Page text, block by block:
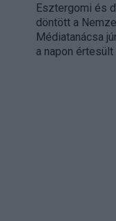
Esztergomi és
döntött a
Médiatanácsa
a napon értesült